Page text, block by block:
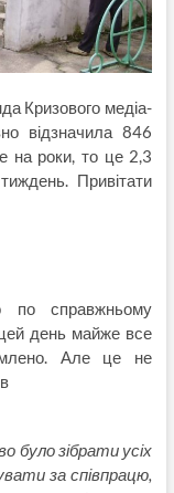
Кризового медіа-
відзначила 846
на роки, то це 2,3
Привітати
по справжньому
день майже все
Але це не
було зібрати усіх
за співпрацю,